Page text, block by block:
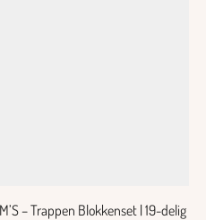
– Trappen Blokkenset | 19-delig